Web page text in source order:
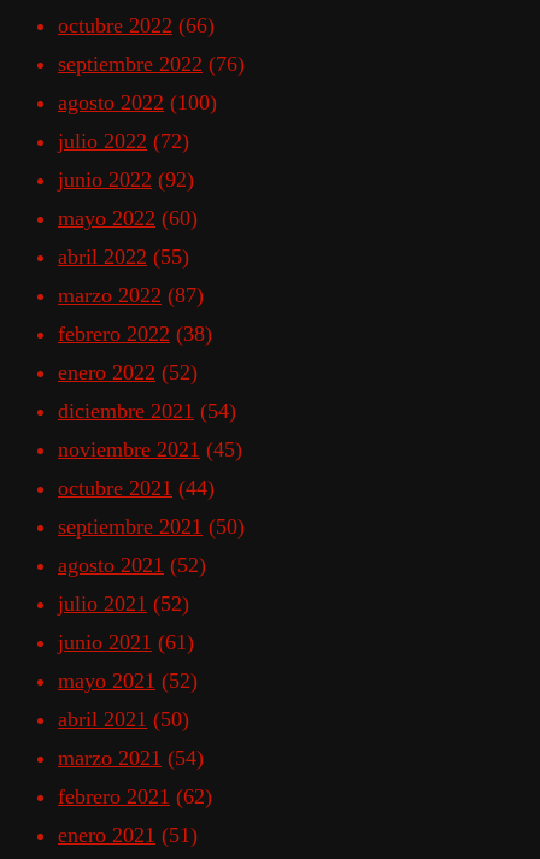
octubre 2022 (66)
septiembre 2022 (76)
agosto 2022 (100)
julio 2022 (72)
junio 2022 (92)
mayo 2022 (60)
abril 2022 (55)
marzo 2022 (87)
febrero 2022 (38)
enero 2022 (52)
diciembre 2021 (54)
noviembre 2021 (45)
octubre 2021 (44)
septiembre 2021 (50)
agosto 2021 (52)
julio 2021 (52)
junio 2021 (61)
mayo 2021 (52)
abril 2021 (50)
marzo 2021 (54)
febrero 2021 (62)
enero 2021 (51)